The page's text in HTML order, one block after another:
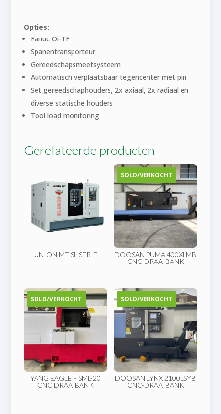
Opties:
Fanuc Oi-TF
Spanentransporteur
Gereedschapsmeetsysteem
Automatisch verplaatsbaar tegencenter met pin
Set gereedschaphouders, 2x axiaal, 2x radiaal en
diverse statische houders
Tool load monitoring
Gerelateerde producten
UNION MT SL-SERIE
SOLD/VERKOCHT
DOOSAN PUMA 400XLMB
CNC-DRAAIBANK
SOLD/VERKOCHT
YANG EAGLE – SML-20
CNC DRAAIBANK
SOLD/VERKOCHT
DOOSAN LYNX 2100LSYB
CNC-DRAAIBANK